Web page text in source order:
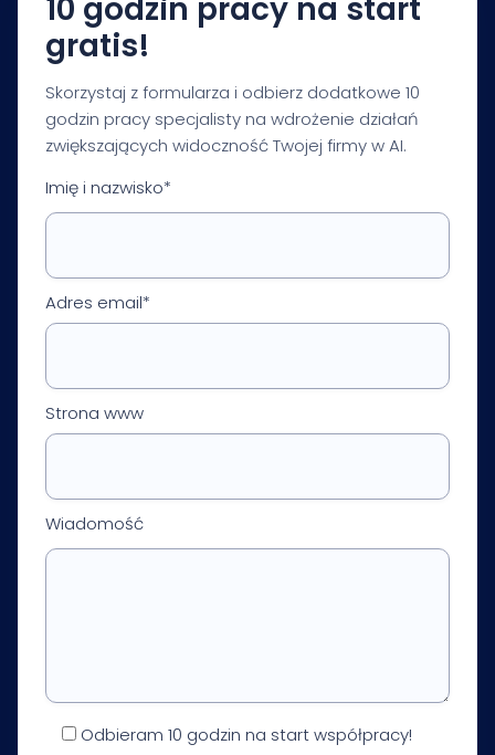
10 godzin pracy na start
gratis!
Skorzystaj z formularza i odbierz dodatkowe 10
godzin pracy specjalisty na wdrożenie działań
zwiększających widoczność Twojej firmy w AI.
Imię i nazwisko*
Adres email*
Strona www
Wiadomość
Odbieram 10 godzin na start współpracy!